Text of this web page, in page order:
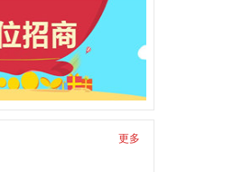
更多